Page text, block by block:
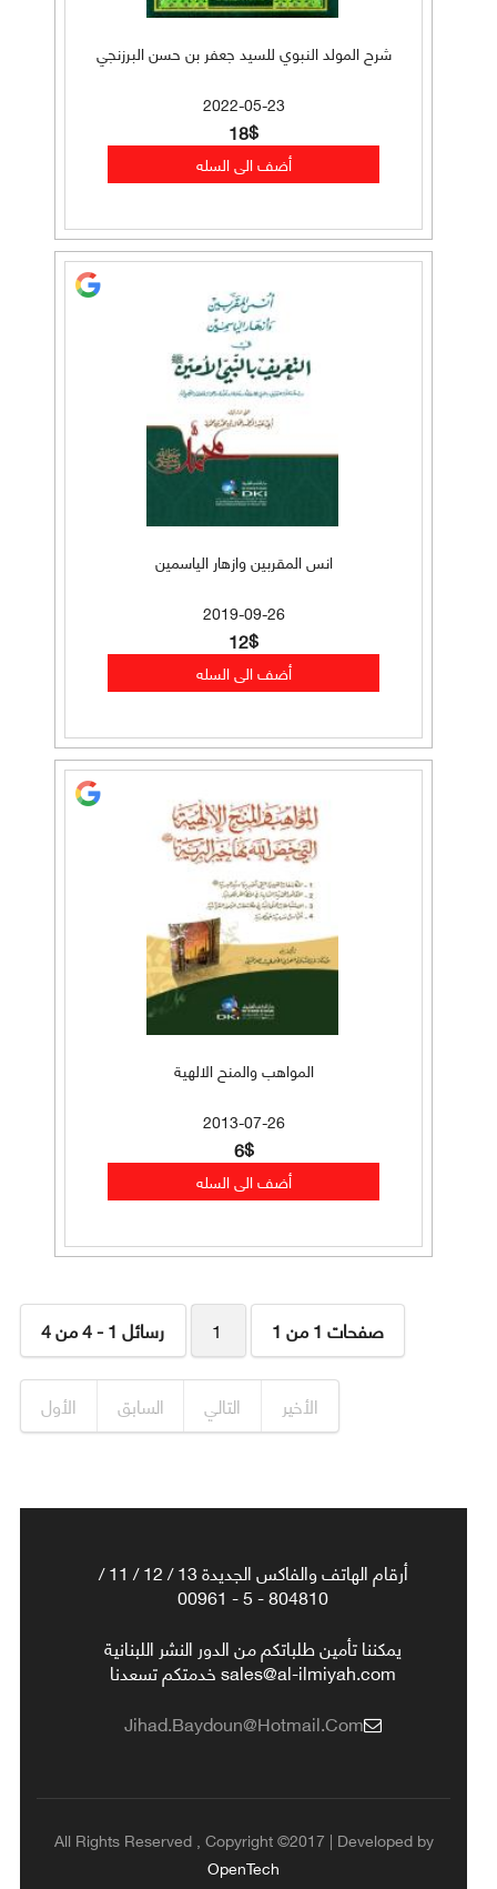
شرح المولد النبوي للسيد جعفر بن حسن البرزنجي
2022-05-23
18$
انس المقربين وازهار الياسمين
2019-09-26
12$
المواهب والمنح الالهية
2013-07-26
6$
رسائل 1 - 4 من 4 1 صفحات 1 من 1
الأول السابق التالي الأخير
أرقام الهاتف والفاكس الجديدة 13 / 12 / 11 /
804810 - 5 - 00961
يمكننا تأمين طلباتكم من الدور النشر اللبنانية
sales@al-ilmiyah.com خدمتكم تسعدنا
Jihad.baydoun@hotmail.com
All Rights Reserved , Copyright ©2017 | Developed by
OpenTech